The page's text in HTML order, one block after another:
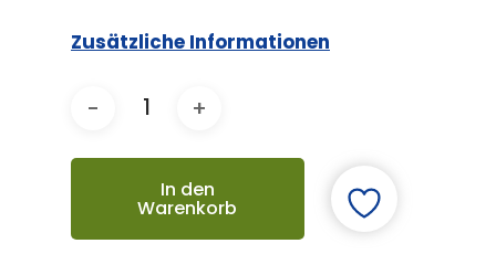
Zusätzliche Informationen
In den
Warenkorb